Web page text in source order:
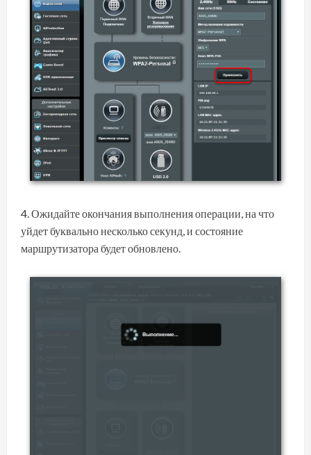
Ожидайте окончания выполнения операции, на что
уйдет буквально несколько секунд, и состояние
маршрутизатора будет обновлено.